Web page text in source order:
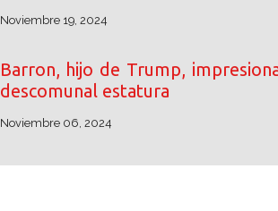
Noviembre 19, 2024
Barron, hijo de Trump,
descomunal estatura
Noviembre 06, 2024